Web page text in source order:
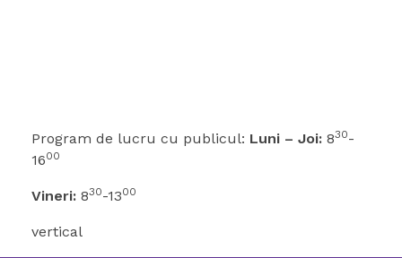
Program de lucru cu publicul: Luni – Joi: 830-
1600
Vineri: 830-1300
vertical